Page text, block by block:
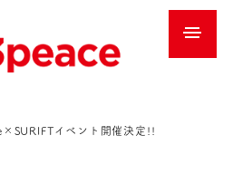
イベント開催決定!!